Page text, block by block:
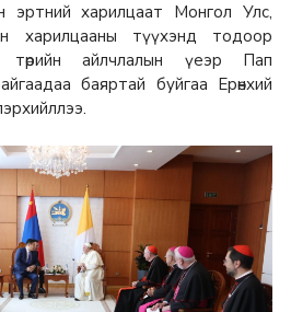
эртний харилцаат Монгол Улс,
харилцааны түүхэнд тодоор
төрийн айлчлалын үеэр Пап
баяртай буйгаа Ерөнхий